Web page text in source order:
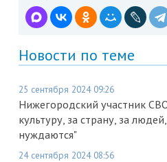
Новости по теме
25 сентября 2024 09:26
Нижегородский участник
культуру, за страну, за
нуждаются"
24 сентября 2024 08:56